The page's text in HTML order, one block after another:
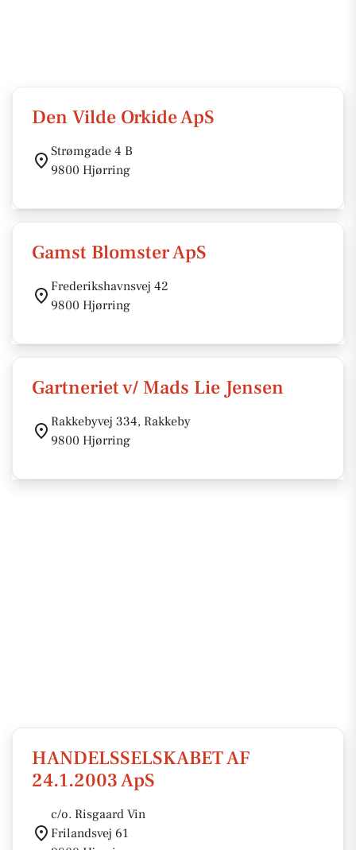
Den Vilde Orkide ApS
Strømgade 4 B
9800 Hjørring
Gamst Blomster ApS
Frederikshavnsvej 42
9800 Hjørring
Gartneriet v/ Mads Lie Jensen
Rakkebyvej 334, Rakkeby
9800 Hjørring
HANDELSSELSKABET AF
24.1.2003 ApS
c/o. Risgaard Vin
Frilandsvej 61